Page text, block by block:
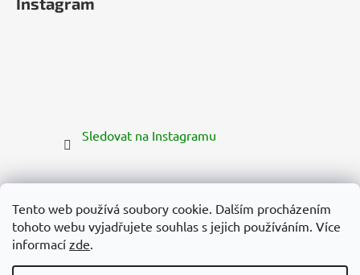
Tento web používá soubory cookie. Dalším procházením
tohoto webu vyjadřujete souhlas s jejich používáním. Více
informací zde.
Sledovat na Instagramu